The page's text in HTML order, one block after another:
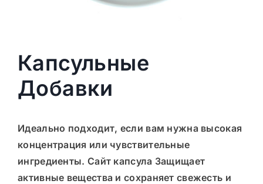
Капсульные
Добавки
Идеально подходит, если вам нужна высокая
концентрация или чувствительные
ингредиенты. Сайт капсула Защищает
активные вещества и сохраняет свежесть и